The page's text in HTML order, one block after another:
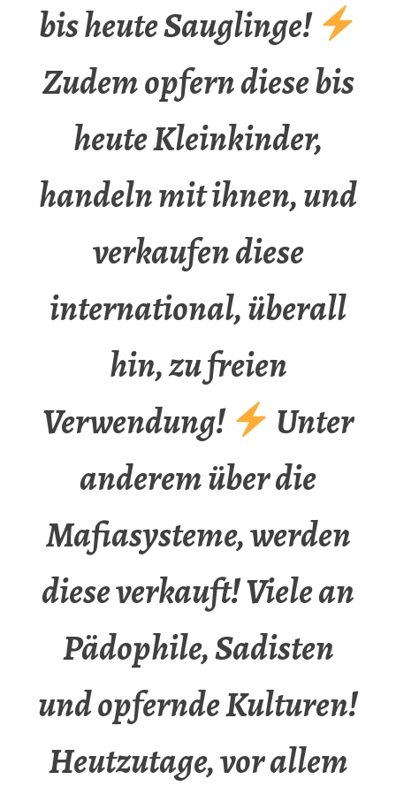
bis heute Sauglinge!
Zudem opfern diese bis
heute Kleinkinder,
handeln mit ihnen, und
verkaufen diese
international, überall
hin, zu freien
Verwendung!
Unter
anderem über die
Mafiasysteme, werden
diese verkauft! Viele an
Pädophile, Sadisten
und opfernde Kulturen!
Heutzutage, vor allem